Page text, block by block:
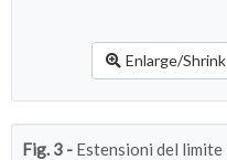
Enlarge/Shrink
Fig. 3 - Estensioni del limite